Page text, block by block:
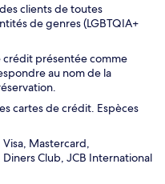
clients de toutes
de genres (LGBTQIA+
crédit présentée comme
au nom de la
cartes de crédit. Espèces
Mastercard,
Club, JCB International